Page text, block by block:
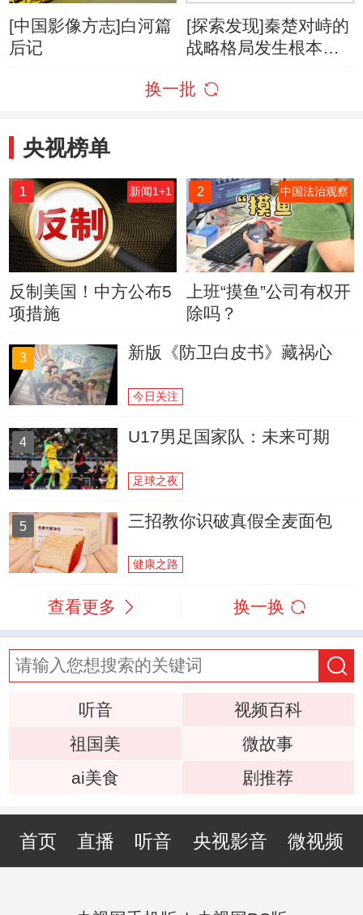
[中国影像方志]白河篇
后记
[探索发现]秦楚对峙的
战略格局发生根本转
换一批
央视榜单
1 新闻1+1
反制美国！中方公布5
项措施
2 中国法治观察
上班“摸鱼”公司有权开
除吗？
3 新版《防卫白皮书》藏祸心
今日关注
4 U17男足国家队：未来可期
足球之夜
5 三招教你识破真假全麦面包
健康之路
查看更多 换一换
听音
视频百科
祖国美
微故事
ai美食
剧推荐
首页 直播 听音 央视影音 微视频